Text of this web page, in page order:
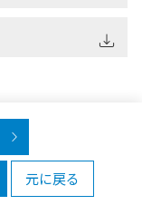
元に戻る